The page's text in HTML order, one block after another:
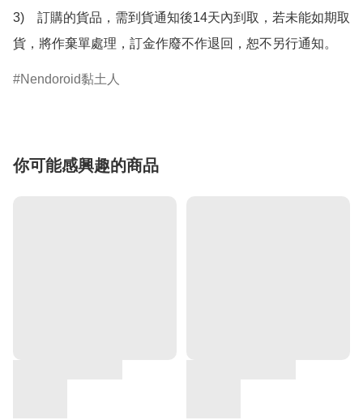
3)　訂購的貨品，需到貨通知後14天內到取，若未能如期取
貨，將作棄單處理，訂金作廢不作退回，恕不另行通知。
Nendoroid黏土人
你可能感興趣的商品